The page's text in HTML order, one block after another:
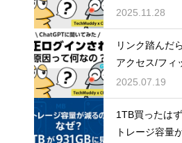
で読み解くAI
2025.11.28
リンク踏んだ
アクセス/フィ
すぎ問題。
2025.07.19
1TB買ったは
トレージ容量